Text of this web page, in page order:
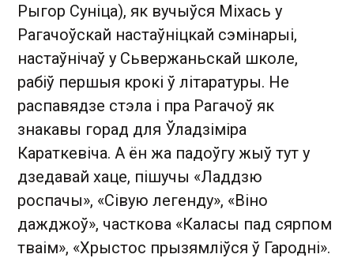
Рыгор Суніца), як вучыўся Міхась у
Рагачоўскай настаўніцкай сэмінарыі,
настаўнічаў у Сьвержаньскай школе,
рабіў першыя крокі ў літаратуры. Не
распавядзе стэла і пра Рагачоў як
знакавы горад для Ўладзіміра
Караткевіча. А ён жа падоўгу жыў тут у
дзедавай хаце, пішучы «Ладдзю
роспачы», «Сівую легенду», «Віно
дажджоў», часткова «Каласы пад сярпом
тваім», «Хрыстос прызямліўся ў Гародні».